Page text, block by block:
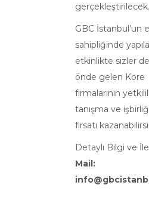
gerçekleştirilecek.
GBC İstanbul’un
sahipliğinde
etkinlikte sizler
önde gelen Kore
firmalarının
tanışma ve
fırsatı
Detaylı Bilgi ve
Mail: